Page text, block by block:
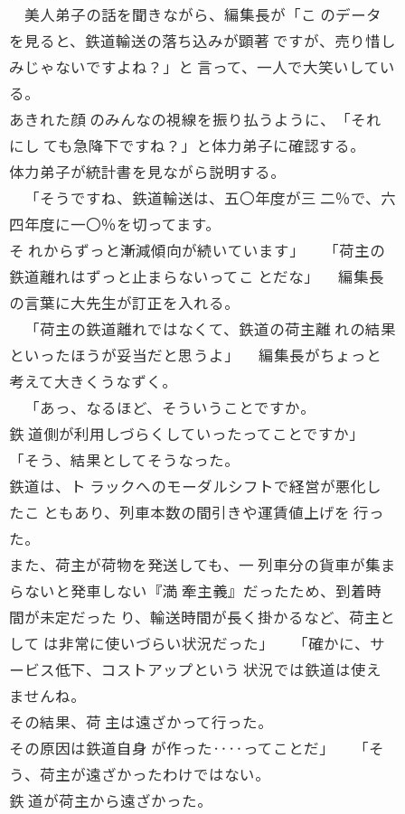
美人弟子の話を聞きながら、編集長が「こ のデータ
を見ると、鉄道輸送の落ち込みが顕著 ですが、売り惜し
みじゃないですよね？」と 言って、一人で大笑いしてい
る。
あきれた顔 のみんなの視線を振り払うように、「それ
にし ても急降下ですね？」と体力弟子に確認する。
体力弟子が統計書を見ながら説明する。
「そうですね、鉄道輸送は、五〇年度が三 二％で、六
四年度に一〇％を切ってます。
そ れからずっと漸減傾向が続いています」 「荷主の
鉄道離れはずっと止まらないってこ とだな」 編集長
の言葉に大先生が訂正を入れる。
「荷主の鉄道離れではなくて、鉄道の荷主離 れの結果
といったほうが妥当だと思うよ」 編集長がちょっと
考えて大きくうなずく。
「あっ、なるほど、そういうことですか。
鉄 道側が利用しづらくしていったってことですか」
「そう、結果としてそうなった。
鉄道は、ト ラックへのモーダルシフトで経営が悪化し
たこ ともあり、列車本数の間引きや運賃値上げを 行っ
た。
また、荷主が荷物を発送しても、一 列車分の貨車が集ま
らないと発車しない『満 牽主義』だったため、到着時
間が未定だった り、輸送時間が長く掛かるなど、荷主と
して は非常に使いづらい状況だった」 「確かに、サ
ービス低下、コストアップという 状況では鉄道は使え
ませんね。
その結果、荷 主は遠ざかって行った。
その原因は鉄道自身 が作った‥‥ってことだ」 「そ
う、荷主が遠ざかったわけではない。
鉄 道が荷主から遠ざかった。